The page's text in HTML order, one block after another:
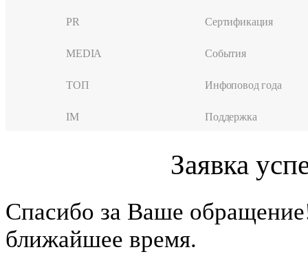
PR
MEDIA
ТОП
IM
Сертификация
События
Инфоповод года
Поддержка
Заявка
Cпасибо за Ваше
ближайшее время.